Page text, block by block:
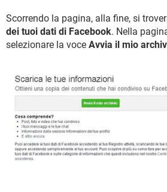
Scorrendo la pagina, alla fine, si
dei tuoi dati di Facebook. Nella
selezionare la voce Avvia il mio